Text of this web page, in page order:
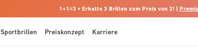
1+1=3 • Erhalte 3 Brillen zum Preis von 2! |
Sportbrillen Preiskonzept Karriere